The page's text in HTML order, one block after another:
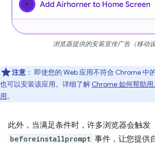
浏览器提供的安装宣传广告（移动设
注意 ： 即使您的 Web 应用不符合 Chrome 中
也可以安装该应用。详细了解 Chrome 如何帮助
用。
此外，当满足条件时，许多浏览器会触发
beforeinstallprompt 事件，让您提供